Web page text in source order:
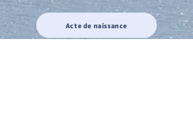
Acte de naissance